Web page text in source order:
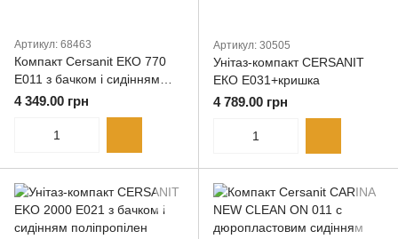
Артикул: 68463
Компакт Cersanit ЕКО 770
E011 з бачком і сидінням
поліпропілен
4 349.00 грн
Артикул: 30505
Унітаз-компакт CERSANIT
ЕКО E031+кришка
4 789.00 грн